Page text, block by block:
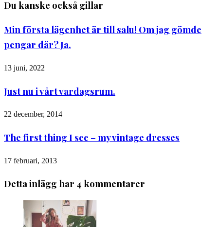
Du kanske också gillar
Min första lägenhet är till salu! Om jag gömde
pengar där? Ja.
13 juni, 2022
Just nu i vårt vardagsrum.
22 december, 2014
The first thing I see – my vintage dresses
17 februari, 2013
Detta inlägg har 4 kommentarer